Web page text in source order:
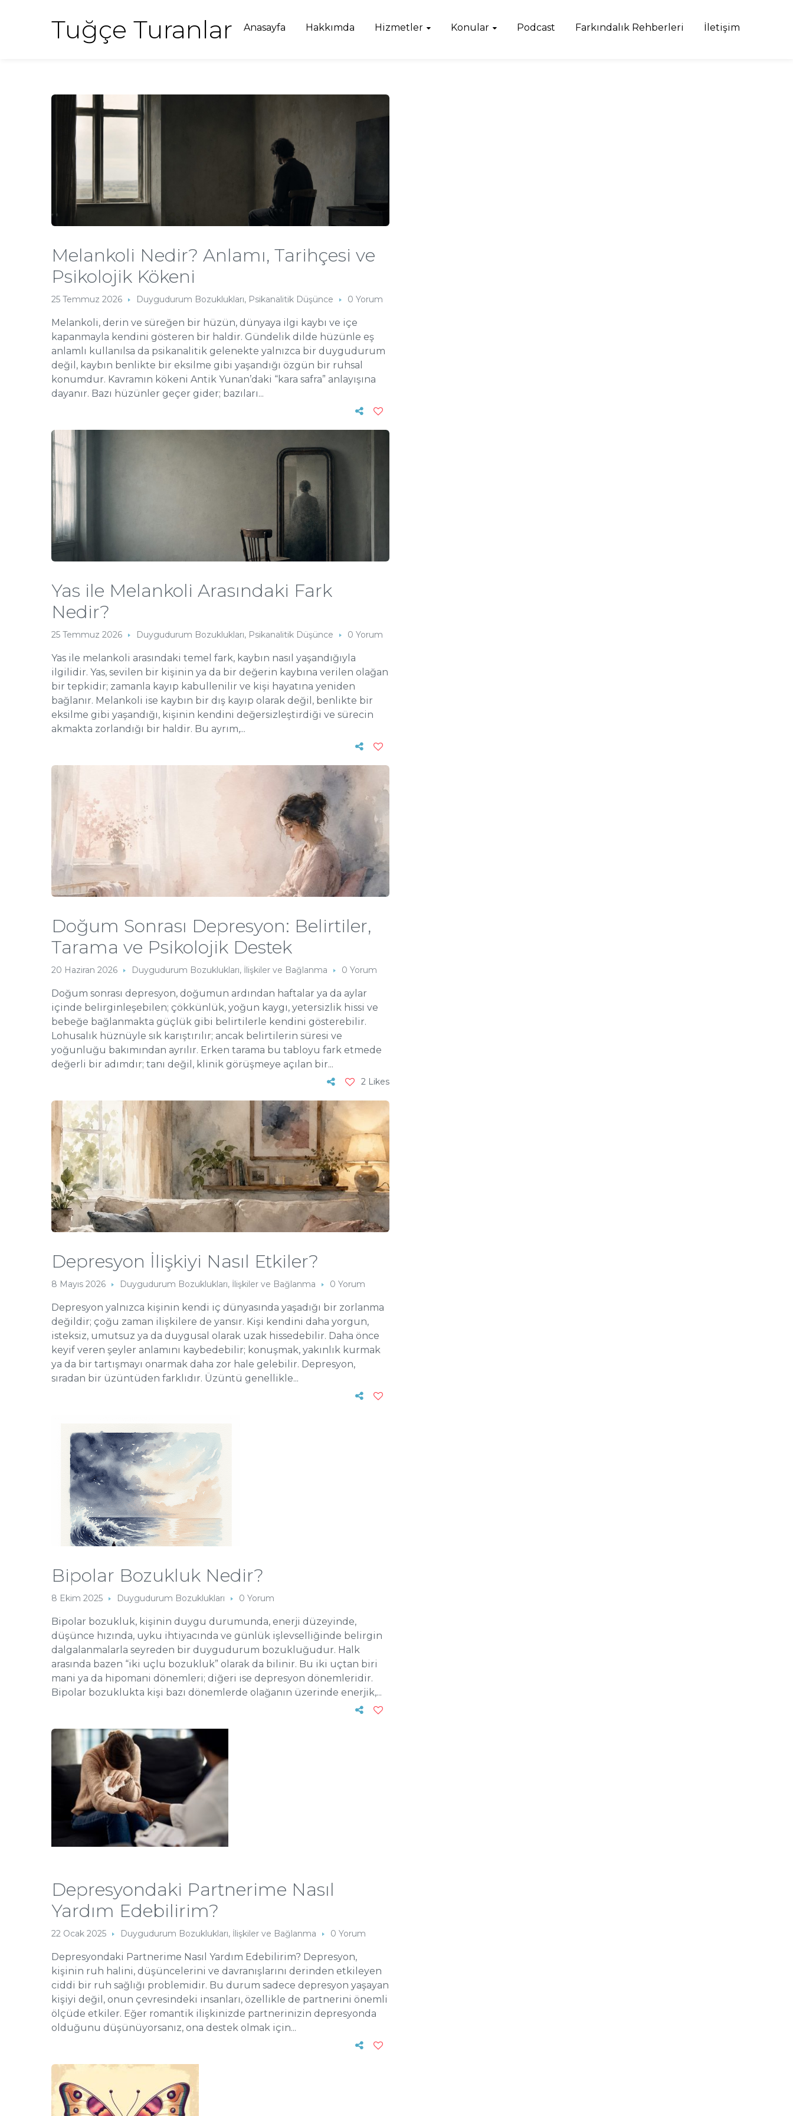
Tuğçe Turanlar Anasayfa Hakkımda Hizmetler Konular Podcast Farkındalık Rehberleri İletişim
Melankoli Nedir? Anlamı, Tarihçesi ve
Psikolojik Kökeni
25 Temmuz 2026 Duygudurum Bozuklukları, Psikanalitik Düşünce 0 Yorum
Melankoli, derin ve süreğen bir hüzün, dünyaya ilgi kaybı ve içe
kapanmayla kendini gösteren bir haldir. Gündelik dilde hüzünle eş
anlamlı kullanılsa da psikanalitik gelenekte yalnızca bir duygudurum
değil, kaybın benlikte bir eksilme gibi yaşandığı özgün bir ruhsal
konumdur. Kavramın kökeni Antik Yunan’daki “kara safra” anlayışına
dayanır. Bazı hüzünler geçer gider; bazıları...
Yas ile Melankoli Arasındaki Fark
Nedir?
25 Temmuz 2026 Duygudurum Bozuklukları, Psikanalitik Düşünce 0 Yorum
Yas ile melankoli arasındaki temel fark, kaybın nasıl yaşandığıyla
ilgilidir. Yas, sevilen bir kişinin ya da bir değerin kaybına verilen olağan
bir tepkidir; zamanla kayıp kabullenilir ve kişi hayatına yeniden
bağlanır. Melankoli ise kaybın bir dış kayıp olarak değil, benlikte bir
eksilme gibi yaşandığı, kişinin kendini değersizleştirdiği ve sürecin
akmakta zorlandığı bir haldir. Bu ayrım,...
Doğum Sonrası Depresyon: Belirtiler,
Tarama ve Psikolojik Destek
20 Haziran 2026 Duygudurum Bozuklukları, İlişkiler ve Bağlanma 0 Yorum
Doğum sonrası depresyon, doğumun ardından haftalar ya da aylar
içinde belirginleşebilen; çökkünlük, yoğun kaygı, yetersizlik hissi ve
bebeğe bağlanmakta güçlük gibi belirtilerle kendini gösterebilir.
Lohusalık hüznüyle sık karıştırılır; ancak belirtilerin süresi ve
yoğunluğu bakımından ayrılır. Erken tarama bu tabloyu fark etmede
değerli bir adımdır; tanı değil, klinik görüşmeye açılan bir...
2 Likes
Depresyon İlişkiyi Nasıl Etkiler?
8 Mayıs 2026 Duygudurum Bozuklukları, İlişkiler ve Bağlanma 0 Yorum
Depresyon yalnızca kişinin kendi iç dünyasında yaşadığı bir zorlanma
değildir; çoğu zaman ilişkilere de yansır. Kişi kendini daha yorgun,
isteksiz, umutsuz ya da duygusal olarak uzak hissedebilir. Daha önce
keyif veren şeyler anlamını kaybedebilir; konuşmak, yakınlık kurmak
ya da bir tartışmayı onarmak daha zor hale gelebilir. Depresyon,
sıradan bir üzüntüden farklıdır. Üzüntü genellikle...
Bipolar Bozukluk Nedir?
8 Ekim 2025 Duygudurum Bozuklukları 0 Yorum
Bipolar bozukluk, kişinin duygu durumunda, enerji düzeyinde,
düşünce hızında, uyku ihtiyacında ve günlük işlevselliğinde belirgin
dalgalanmalarla seyreden bir duygudurum bozukluğudur. Halk
arasında bazen “iki uçlu bozukluk” olarak da bilinir. Bu iki uçtan biri
mani ya da hipomani dönemleri; diğeri ise depresyon dönemleridir.
Bipolar bozuklukta kişi bazı dönemlerde olağanın üzerinde enerjik,...
Depresyondaki Partnerime Nasıl
Yardım Edebilirim?
22 Ocak 2025 Duygudurum Bozuklukları, İlişkiler ve Bağlanma 0 Yorum
Depresyondaki Partnerime Nasıl Yardım Edebilirim? Depresyon,
kişinin ruh halini, düşüncelerini ve davranışlarını derinden etkileyen
ciddi bir ruh sağlığı problemidir. Bu durum sadece depresyon yaşayan
kişiyi değil, onun çevresindeki insanları, özellikle de partnerini önemli
ölçüde etkiler. Eğer romantik ilişkinizde partnerinizin depresyonda
olduğunu düşünüyorsanız, ona destek olmak için...